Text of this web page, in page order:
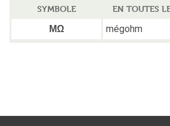
SYMBOLE
EN TOUTES
MΩ
mégohm